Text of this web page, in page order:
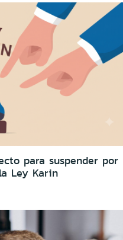
para suspender por
Ley Karin